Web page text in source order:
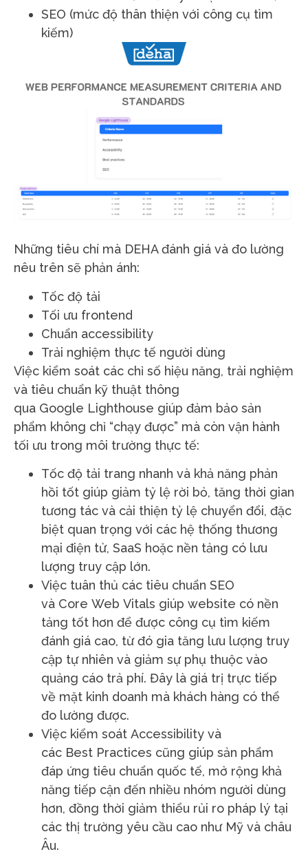
SEO (mức độ thân thiện với công cụ tìm
kiếm)
Những tiêu chí mà DEHA đánh giá và đo lường
nêu trên sẽ phản ánh:
Tốc độ tải
Tối ưu frontend
Chuẩn accessibility
Trải nghiệm thực tế người dùng
Việc kiểm soát các chỉ số hiệu năng, trải nghiệm
và tiêu chuẩn kỹ thuật thông
qua Google Lighthouse giúp đảm bảo sản
phẩm không chỉ “chạy được” mà còn vận hành
tối ưu trong môi trường thực tế:
Tốc độ tải trang nhanh và khả năng phản
hồi tốt giúp giảm tỷ lệ rời bỏ, tăng thời gian
tương tác và cải thiện tỷ lệ chuyển đổi, đặc
biệt quan trọng với các hệ thống thương
mại điện tử, SaaS hoặc nền tảng có lưu
lượng truy cập lớn.
Việc tuân thủ các tiêu chuẩn SEO
và Core Web Vitals giúp website có nền
tảng tốt hơn để được công cụ tìm kiếm
đánh giá cao, từ đó gia tăng lưu lượng truy
cập tự nhiên và giảm sự phụ thuộc vào
quảng cáo trả phí. Đây là giá trị trực tiếp
về mặt kinh doanh mà khách hàng có thể
đo lường được.
Việc kiểm soát Accessibility và
các Best Practices cũng giúp sản phẩm
đáp ứng tiêu chuẩn quốc tế, mở rộng khả
năng tiếp cận đến nhiều nhóm người dùng
hơn, đồng thời giảm thiểu rủi ro pháp lý tại
các thị trường yêu cầu cao như Mỹ và châu
Âu.